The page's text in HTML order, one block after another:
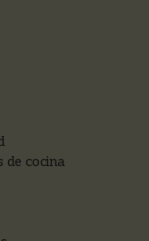
de cocina